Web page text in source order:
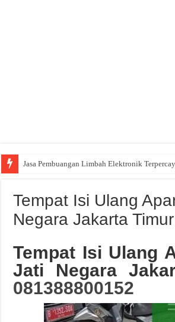
Jasa Pembuangan Limbah Elektronik
Tempat Isi Ulang
Negara Jakarta Timur
Tempat Isi Ulang
Jati Negara
081388800152